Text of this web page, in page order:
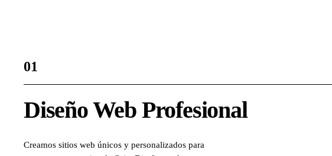
01
Diseño Web Profesional
Creamos sitios web únicos y personalizados para